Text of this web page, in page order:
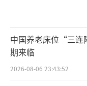
冲击，但中国
出口持续扩张
消化并应对关税
中国养老床位“三
期来临
2026-08-06 23:43:52